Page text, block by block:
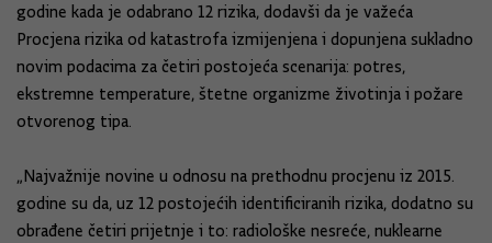
godine kada je odabrano 12 rizika, dodavši da je važeća
Procjena rizika od katastrofa izmijenjena i dopunjena sukladno
novim podacima za četiri postojeća scenarija: potres,
ekstremne temperature, štetne organizme životinja i požare
otvorenog tipa.
„Najvažnije novine u odnosu na prethodnu procjenu iz 2015.
godine su da, uz 12 postojećih identificiranih rizika, dodatno su
obrađene četiri prijetnje i to: radiološke nesreće, nuklearne